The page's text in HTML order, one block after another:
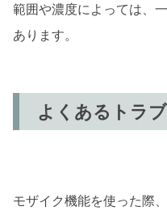
範囲や濃度によっては、
あります。
よくあるトラ
モザイク機能を使った際